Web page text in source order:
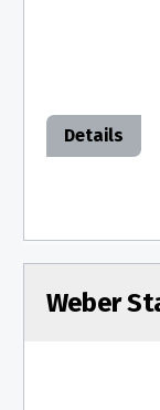
Details
Weber